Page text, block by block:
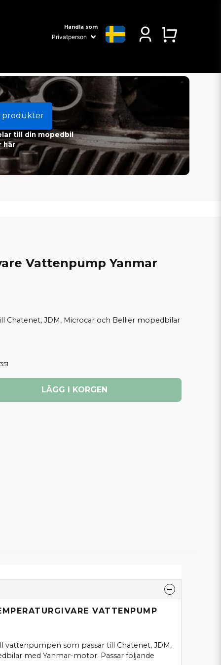
Handla som
produkter
till din mopedbil
här
Vattenpump Yanmar
Chatenet, JDM, Microcar och Bellier mopedbilar
LÄGG I KORGEN
VATTENPUMP
vattenpumpen som passar till Chatenet, JDM,
med Yanmar-motor. Passar följande